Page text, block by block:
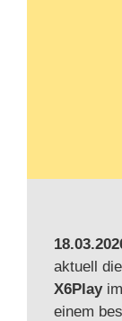
aktuell
X6Play
einem